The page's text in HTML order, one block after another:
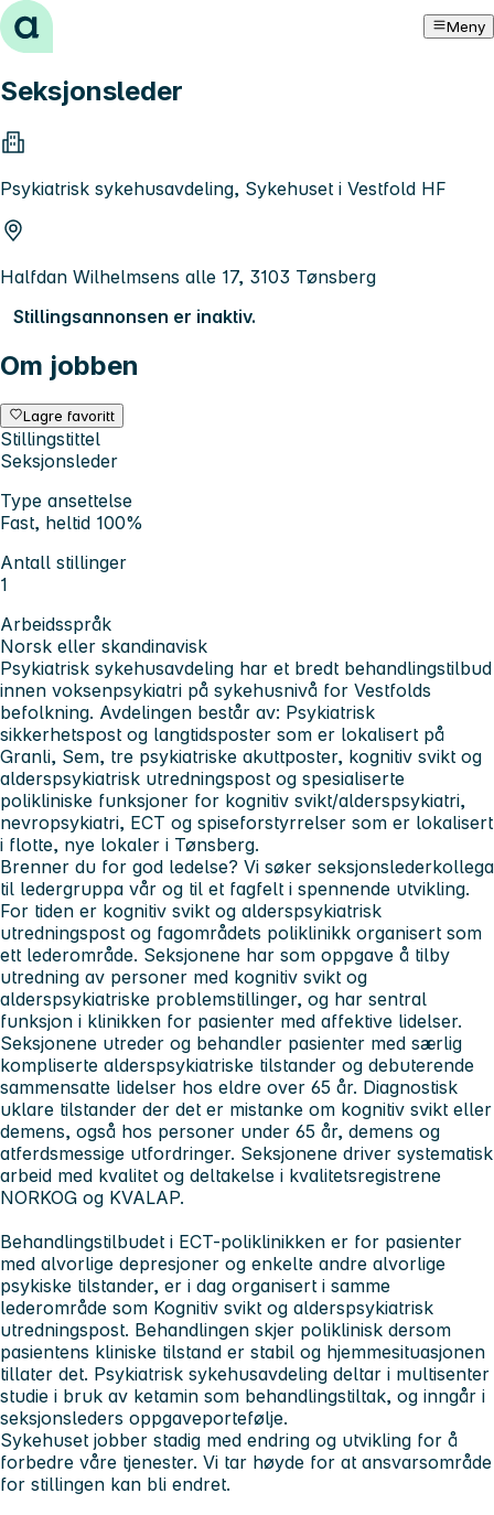
Hopp til innhold Meny
Seksjonsleder
Psykiatrisk sykehusavdeling, Sykehuset i Vestfold HF
Halfdan Wilhelmsens alle 17, 3103 Tønsberg
Stillingsannonsen er inaktiv.
Om jobben
Lagre favoritt
Stillingstittel
Seksjonsleder
Type ansettelse
Fast, heltid 100%
Antall stillinger
1
Arbeidsspråk
Norsk eller skandinavisk
Psykiatrisk sykehusavdeling har et bredt behandlingstilbud
innen voksenpsykiatri på sykehusnivå for Vestfolds
befolkning. Avdelingen består av: Psykiatrisk
sikkerhetspost og langtidsposter som er lokalisert på
Granli, Sem, tre psykiatriske akuttposter, kognitiv svikt og
alderspsykiatrisk utredningspost og spesialiserte
polikliniske funksjoner for kognitiv svikt/alderspsykiatri,
nevropsykiatri, ECT og spiseforstyrrelser som er lokalisert
i flotte, nye lokaler i Tønsberg.
Brenner du for god ledelse? Vi søker seksjonslederkollega
til ledergruppa vår og til et fagfelt i spennende utvikling.
For tiden er kognitiv svikt og alderspsykiatrisk
utredningspost og fagområdets poliklinikk organisert som
ett lederområde. Seksjonene har som oppgave å tilby
utredning av personer med kognitiv svikt og
alderspsykiatriske problemstillinger, og har sentral
funksjon i klinikken for pasienter med affektive lidelser.
Seksjonene utreder og behandler pasienter med særlig
kompliserte alderspsykiatriske tilstander og debuterende
sammensatte lidelser hos eldre over 65 år. Diagnostisk
uklare tilstander der det er mistanke om kognitiv svikt eller
demens, også hos personer under 65 år, demens og
atferdsmessige utfordringer. Seksjonene driver systematisk
arbeid med kvalitet og deltakelse i kvalitetsregistrene
NORKOG og KVALAP.
Behandlingstilbudet i ECT-poliklinikken er for pasienter
med alvorlige depresjoner og enkelte andre alvorlige
psykiske tilstander, er i dag organisert i samme
lederområde som Kognitiv svikt og alderspsykiatrisk
utredningspost. Behandlingen skjer poliklinisk dersom
pasientens kliniske tilstand er stabil og hjemmesituasjonen
tillater det. Psykiatrisk sykehusavdeling deltar i multisenter
studie i bruk av ketamin som behandlingstiltak, og inngår i
seksjonsleders oppgaveportefølje.
Sykehuset jobber stadig med endring og utvikling for å
forbedre våre tjenester. Vi tar høyde for at ansvarsområde
for stillingen kan bli endret.